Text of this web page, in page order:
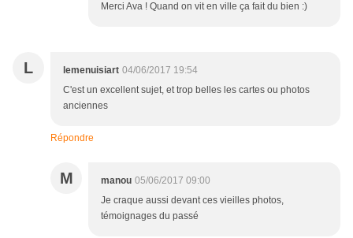
Merci Ava ! Quand on vit en ville ça fait du bien :)
L lemenuisiart 04/06/2017 19:54
C'est un excellent sujet, et trop belles les cartes ou photos
anciennes
Répondre
M manou 05/06/2017 09:00
Je craque aussi devant ces vieilles photos,
témoignages du passé